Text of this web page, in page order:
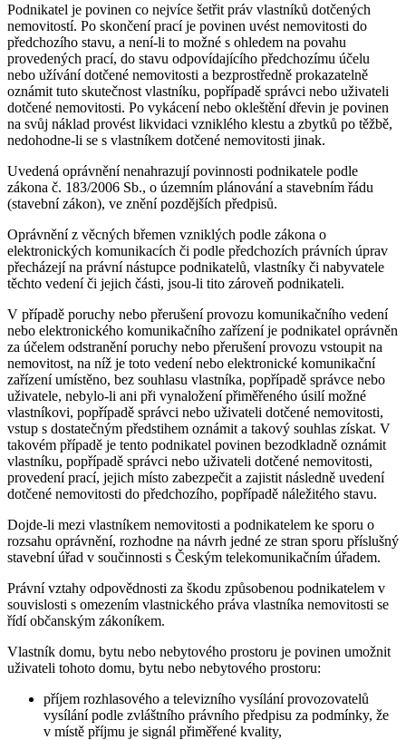
Podnikatel je povinen co nejvíce šetřit práv vlastníků dotčených
nemovitostí. Po skončení prací je povinen uvést nemovitosti do
předchozího stavu, a není-li to možné s ohledem na povahu
provedených prací, do stavu odpovídajícího předchozímu účelu
nebo užívání dotčené nemovitosti a bezprostředně prokazatelně
oznámit tuto skutečnost vlastníku, popřípadě správci nebo uživateli
dotčené nemovitosti. Po vykácení nebo okleštění dřevin je povinen
na svůj náklad provést likvidaci vzniklého klestu a zbytků po těžbě,
nedohodne-li se s vlastníkem dotčené nemovitosti jinak.
Uvedená oprávnění nenahrazují povinnosti podnikatele podle
zákona č. 183/2006 Sb., o územním plánování a stavebním řádu
(stavební zákon), ve znění pozdějších předpisů.
Oprávnění z věcných břemen vzniklých podle zákona o
elektronických komunikacích či podle předchozích právních úprav
přecházejí na právní nástupce podnikatelů, vlastníky či nabyvatele
těchto vedení či jejich části, jsou-li tito zároveň podnikateli.
V případě poruchy nebo přerušení provozu komunikačního vedení
nebo elektronického komunikačního zařízení je podnikatel oprávněn
za účelem odstranění poruchy nebo přerušení provozu vstoupit na
nemovitost, na níž je toto vedení nebo elektronické komunikační
zařízení umístěno, bez souhlasu vlastníka, popřípadě správce nebo
uživatele, nebylo-li ani při vynaložení přiměřeného úsilí možné
vlastníkovi, popřípadě správci nebo uživateli dotčené nemovitosti,
vstup s dostatečným předstihem oznámit a takový souhlas získat. V
takovém případě je tento podnikatel povinen bezodkladně oznámit
vlastníku, popřípadě správci nebo uživateli dotčené nemovitosti,
provedení prací, jejich místo zabezpečit a zajistit následně uvedení
dotčené nemovitosti do předchozího, popřípadě náležitého stavu.
Dojde-li mezi vlastníkem nemovitosti a podnikatelem ke sporu o
rozsahu oprávnění, rozhodne na návrh jedné ze stran sporu příslušný
stavební úřad v součinnosti s Českým telekomunikačním úřadem.
Právní vztahy odpovědnosti za škodu způsobenou podnikatelem v
souvislosti s omezením vlastnického práva vlastníka nemovitosti se
řídí občanským zákoníkem.
Vlastník domu, bytu nebo nebytového prostoru je povinen umožnit
uživateli tohoto domu, bytu nebo nebytového prostoru:
příjem rozhlasového a televizního vysílání provozovatelů
vysílání podle zvláštního právního předpisu za podmínky, že
v místě příjmu je signál přiměřené kvality,